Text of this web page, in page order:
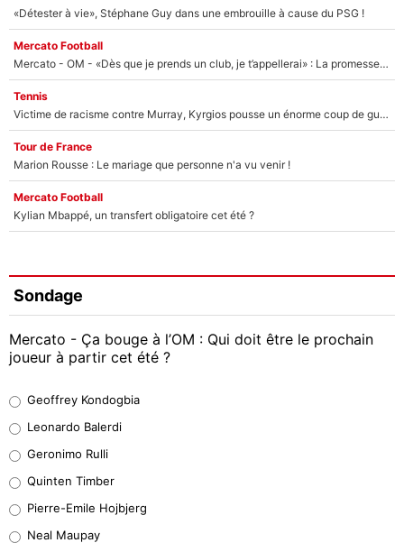
«Détester à vie», Stéphane Guy dans une embrouille à cause du PSG !
Mercato Football
Mercato - OM - «Dès que je prends un club, je t’appellerai» : La promesse de Marcelino au moment de claquer la porte
Tennis
Victime de racisme contre Murray, Kyrgios pousse un énorme coup de gueule !
Tour de France
Marion Rousse : Le mariage que personne n'a vu venir !
Mercato Football
Kylian Mbappé, un transfert obligatoire cet été ?
Sondage
Mercato - Ça bouge à l’OM : Qui doit être le prochain
joueur à partir cet été ?
38%
32%
5%
Geoffrey Kondogbia
Leonardo Balerdi
Geronimo Rulli
Quinten Timber
Pierre-Emile Hojbjerg
Neal Maupay